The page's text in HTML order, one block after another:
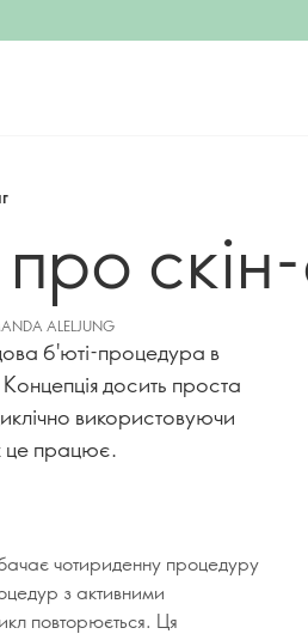
ALELJUNG
б'юті-процедура в
досить проста
використовуючи
це працює.
чотириденну процедуру
з активними
повторюється. Ця